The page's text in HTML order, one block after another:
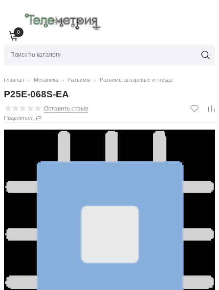
0
Главная → Механика → Разъемы → Разъемы штыревые и гнезда
P25E-068S-EA
Оставить отзыв
Поделиться